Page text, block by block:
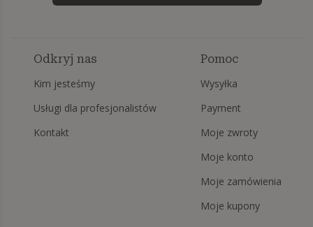
Odkryj nas
Kim jesteśmy
Usługi dla profesjonalistów
Kontakt
Pomoc
Wysyłka
Payment
Moje zwroty
Moje konto
Moje zamówienia
Moje kupony